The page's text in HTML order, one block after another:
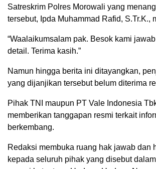
Satreskrim Polres Morowali yang
tersebut, Ipda Muhammad Rafid, S.Tr.K.,
“Waalaikumsalam pak. Besok kami
detail. Terima kasih.”
Namun hingga berita ini ditayangkan,
yang dijanjikan tersebut belum diterima
Pihak TNI maupun PT Vale Indonesia
memberikan tanggapan resmi terkait
berkembang.
Redaksi membuka ruang hak jawab dan
kepada seluruh pihak yang disebut